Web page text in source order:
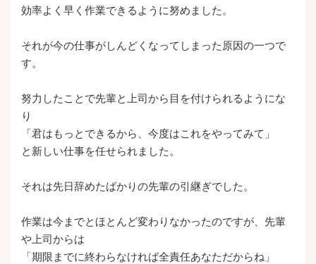
効率よく早く作業できるように努めました。
それが今の仕事がしんどくなってしまった原因の一つで
す。
努力したことで先輩と上司から目を付けられるようにな
り
「君はもっとできるから、今度はこれをやってみて」
と新しい仕事を任せられました。
それは先日辞めたばかりの先輩の引継ぎでした。
作業は今までとほとんど変わりなかったのですが、先輩
や上司からは
「期限までに終わらなければ全責任あなただからね」